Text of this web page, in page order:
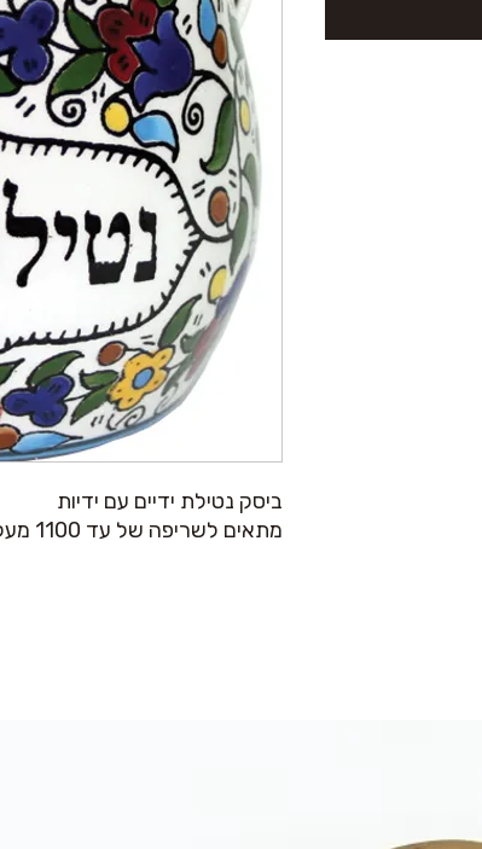
ביסק נטילת ידיים עם ידיות
מתאים לשריפה של עד 1100 מעלות.